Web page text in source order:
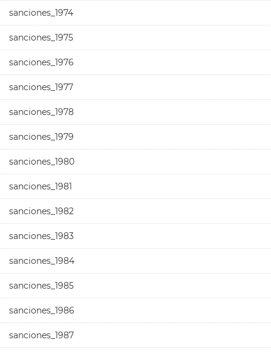
sanciones_1974
sanciones_1975
sanciones_1976
sanciones_1977
sanciones_1978
sanciones_1979
sanciones_1980
sanciones_1981
sanciones_1982
sanciones_1983
sanciones_1984
sanciones_1985
sanciones_1986
sanciones_1987